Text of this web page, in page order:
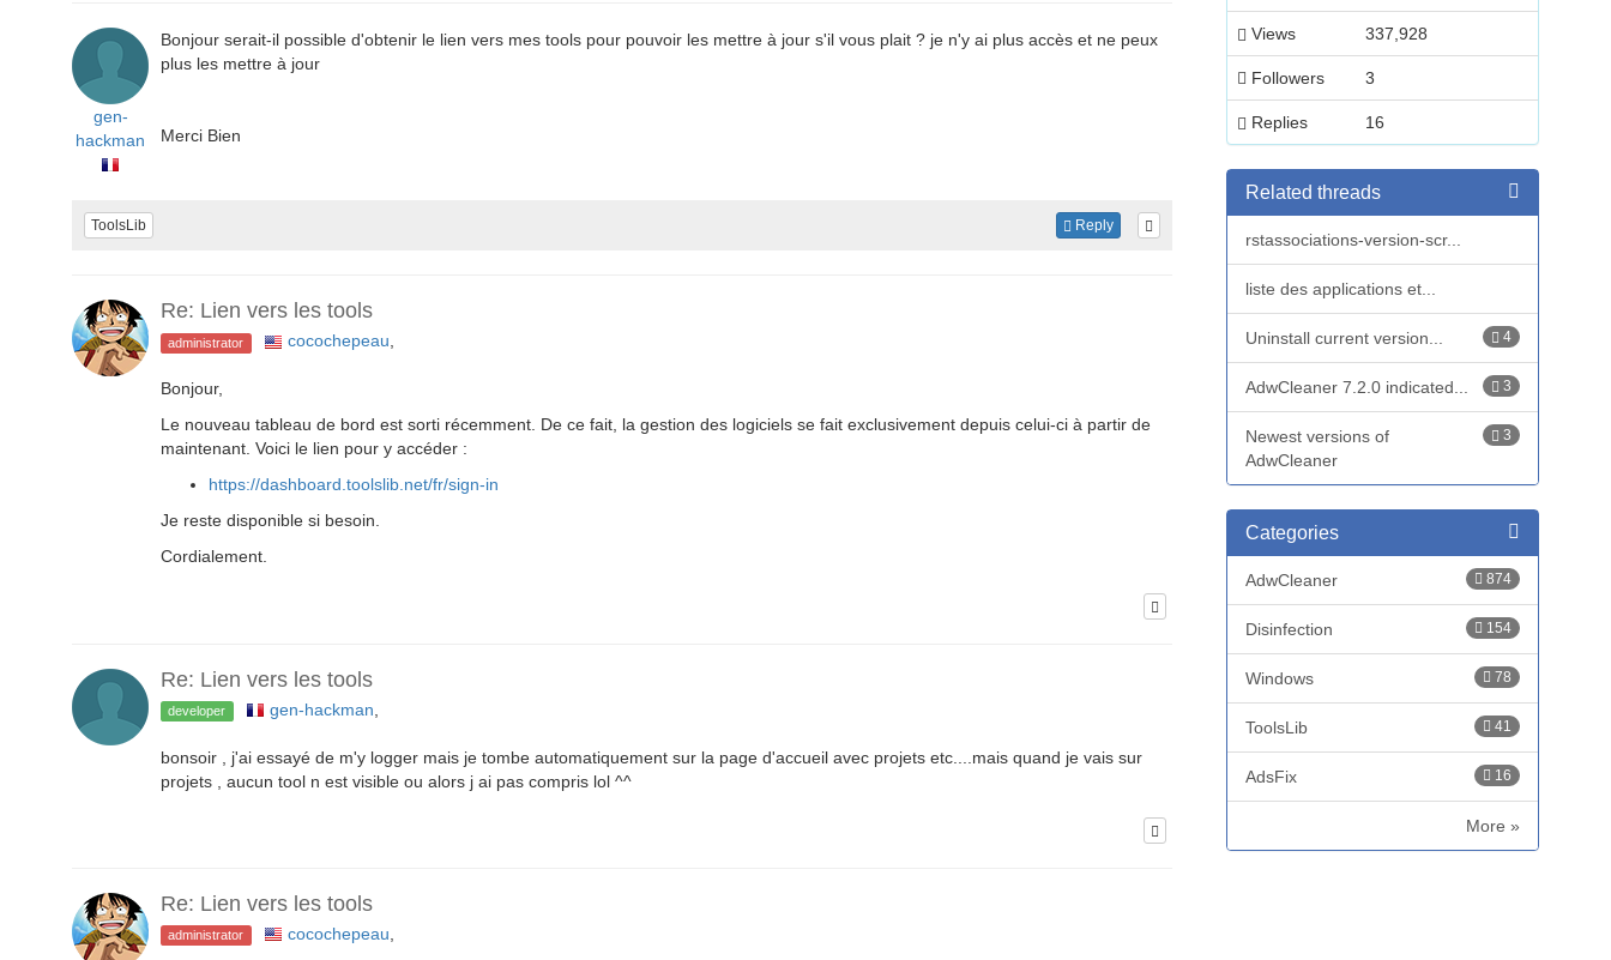
gen-
hackman
Bonjour serait-il possible d'obtenir le lien vers mes tools pour pouvoir les mettre à jour s'il vous plait ? je n'y ai plus accès et ne peux
plus les mettre à jour
Merci Bien
ToolsLib Reply
Re: Lien vers les tools
administrator cocochepeau,
Bonjour,
Le nouveau tableau de bord est sorti récemment. De ce fait, la gestion des logiciels se fait exclusivement depuis celui-ci à partir de
maintenant. Voici le lien pour y accéder :
https://dashboard.toolslib.net/fr/sign-in
Je reste disponible si besoin.
Cordialement.
Re: Lien vers les tools
developer gen-hackman
bonsoir , j'ai essayé de m'y logger mais je tombe automatiquement sur la page d'accueil avec projets etc....mais quand je vais sur
projets , aucun tool n est visible ou alors j ai pas compris lol ^^
Re: Lien vers les tools
administrator cocochepeau
Views 337,928
Followers 3
Replies 16
Related threads
rstassociations-version-scr...
liste des applications et...
4
Uninstall current version...
3
AdwCleaner 7.2.0 indicated...
3
Newest versions of
AdwCleaner
Categories
874
AdwCleaner
154
Disinfection
78
Windows
41
ToolsLib
16
AdsFix
More »